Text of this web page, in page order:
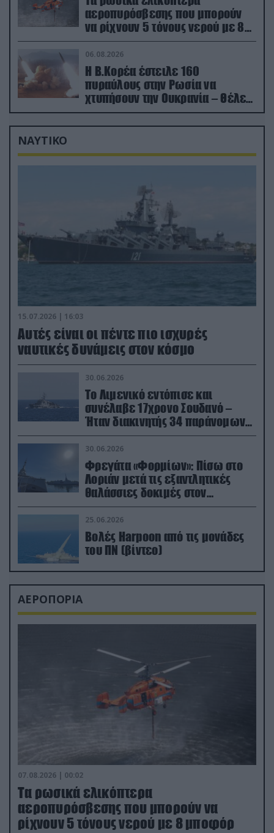
αεροπυρόσβεσης που μπορούν
να ρίχνουν 5 τόνους νερού με 8
μποφόρ
06.08.2026
Η Β.Κορέα έστειλε 160
πυραύλους στην Ρωσία να
χτυπήσουν την Ουκρανία – Θέλει
να εκπαιδευτεί σε νέο δόγμα
ΝΑΥΤΙΚΟ
15.07.2026 | 16:03
Aυτές είναι οι πέντε πιο ισχυρές
ναυτικές δυνάμεις στον κόσμο
30.06.2026
Το Λιμενικό εντόπισε και
συνέλαβε 17χρονο Σουδανό –
Ήταν διακινητής 34 παράνομων
μεταναστών
30.06.2026
Φρεγάτα «Φορμίων»: Πίσω στο
Λοριάν μετά τις εξαντλητικές
θαλάσσιες δοκιμές στον
απαιτητικό Βισκαϊκό
25.06.2026
Βολές Harpoon από τις μονάδες
του ΠΝ (βίντεο)
ΑΕΡΟΠΟΡΙΑ
07.08.2026 | 00:02
Τα ρωσικά ελικόπτερα
αεροπυρόσβεσης που μπορούν να
ρίχνουν 5 τόνους νερού με 8 μποφόρ